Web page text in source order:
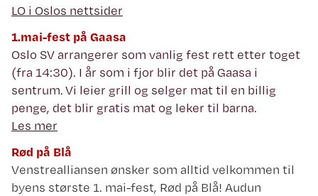
LO i Oslos nettsider
1.mai-fest på Gaasa
Oslo SV arrangerer som vanlig fest rett etter toget
(fra 14:30). I år som i fjor blir det på Gaasa i
sentrum. Vi leier grill og selger mat til en billig
penge, det blir gratis mat og leker til barna.
Les mer
Rød på Blå
Venstrealliansen ønsker som alltid velkommen til
byens største 1. mai-fest, Rød på Blå! Audun